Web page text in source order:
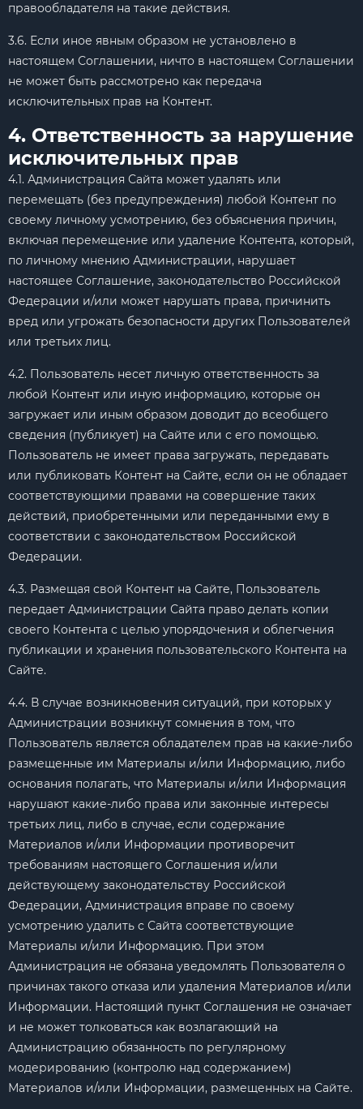
правообладателя на такие действия.
3.6. Если иное явным образом не установлено в
настоящем Соглашении, ничто в настоящем Соглашении
не может быть рассмотрено как передача
исключительных прав на Контент.
4. Ответственность за нарушение
исключительных прав
4.1. Администрация Сайта может удалять или
перемещать (без предупреждения) любой Контент по
своему личному усмотрению, без объяснения причин,
включая перемещение или удаление Контента, который,
по личному мнению Администрации, нарушает
настоящее Соглашение, законодательство Российской
Федерации и/или может нарушать права, причинить
вред или угрожать безопасности других Пользователей
или третьих лиц.
4.2. Пользователь несет личную ответственность за
любой Контент или иную информацию, которые он
загружает или иным образом доводит до всеобщего
сведения (публикует) на Сайте или с его помощью.
Пользователь не имеет права загружать, передавать
или публиковать Контент на Сайте, если он не обладает
соответствующими правами на совершение таких
действий, приобретенными или переданными ему в
соответствии с законодательством Российской
Федерации.
4.3. Размещая свой Контент на Сайте, Пользователь
передает Администрации Сайта право делать копии
своего Контента с целью упорядочения и облегчения
публикации и хранения пользовательского Контента на
Сайте.
4.4. В случае возникновения ситуаций, при которых у
Администрации возникнут сомнения в том, что
Пользователь является обладателем прав на какие-либо
размещенные им Материалы и/или Информацию, либо
основания полагать, что Материалы и/или Информация
нарушают какие-либо права или законные интересы
третьих лиц, либо в случае, если содержание
Материалов и/или Информации противоречит
требованиям настоящего Соглашения и/или
действующему законодательству Российской
Федерации, Администрация вправе по своему
усмотрению удалить с Сайта соответствующие
Материалы и/или Информацию. При этом
Администрация не обязана уведомлять Пользователя о
причинах такого отказа или удаления Материалов и/или
Информации. Настоящий пункт Соглашения не означает
и не может толковаться как возлагающий на
Администрацию обязанность по регулярному
модерированию (контролю над содержанием)
Материалов и/или Информации, размещенных на Сайте.